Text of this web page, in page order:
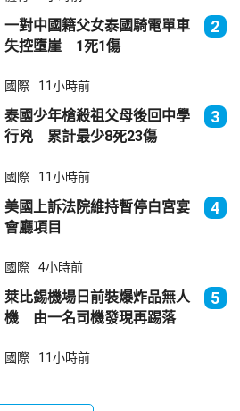
一對中國籍父女泰國騎電單車
失控墮崖 1死1傷
2
國際 11小時前
泰國少年槍殺祖父母後回中學
行兇 累計最少8死23傷
3
國際 11小時前
美國上訴法院維持暫停白宮宴
會廳項目
4
國際 4小時前
萊比錫機場日前裝爆炸品無人
機 由一名司機發現再踢落
5
國際 11小時前